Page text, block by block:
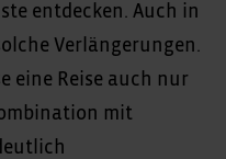
entdecken. Auch in
Verlängerungen.
eine Reise auch nur
mit